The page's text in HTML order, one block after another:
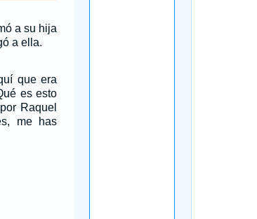
a su hija
a ella.
que era
es esto
Raquel
me has